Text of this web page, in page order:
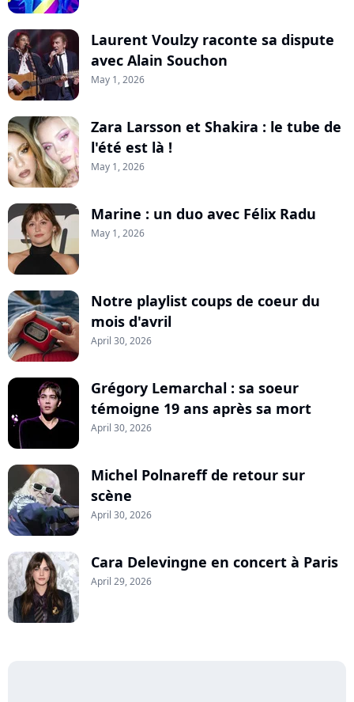
Laurent Voulzy raconte sa dispute
avec Alain Souchon
May 1, 2026
Zara Larsson et Shakira : le tube de
l'été est là !
May 1, 2026
Marine : un duo avec Félix Radu
May 1, 2026
Notre playlist coups de coeur du
mois d'avril
April 30, 2026
Grégory Lemarchal : sa soeur
témoigne 19 ans après sa mort
April 30, 2026
Michel Polnareff de retour sur
scène
April 30, 2026
Cara Delevingne en concert à Paris
April 29, 2026